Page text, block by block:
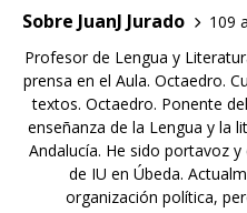
Sobre JuanJ Jurado
109
Profesor de Lengua y
prensa en el Aula. Octaedro.
textos. Octaedro. Ponente
enseñanza de la Lengua y la
Andalucía. He sido portavoz
de IU en Úbeda.
organización política,